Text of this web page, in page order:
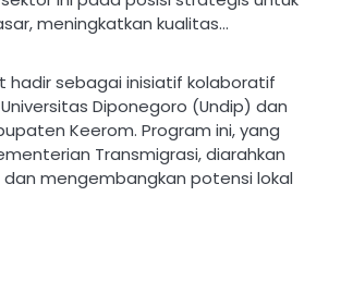
meningkatkan kualitas…
hadir sebagai inisiatif kolaboratif
Diponegoro (Undip) dan
Keerom. Program ini, yang
Transmigrasi, diarahkan
mengembangkan potensi lokal